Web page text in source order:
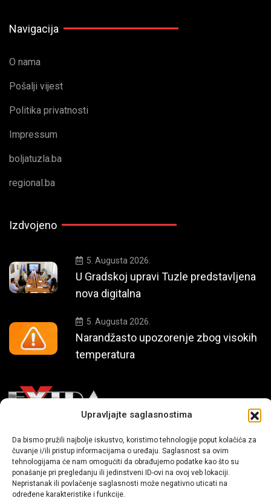
Upravljajte saglasnostima
Da bismo pružili najbolje iskustvo, koristimo tehnologije poput kolačića za
čuvanje i/ili pristup informacijama o uređaju. Saglasnost sa ovim
tehnologijama će nam omogućiti da obrađujemo podatke kao što su
ponašanje pri pregledanju ili jedinstveni ID-ovi na ovoj veb lokaciji.
Nepristanak ili povlačenje saglasnosti može negativno uticati na
određene karakteristike i funkcije.
Navigacija
O nama
Pošalji vijest
Politika privatnosti
Impressum
boljatuzla.ba
regional.ba
Izdvojeno
5. Augusta 2026.
U Gradskoj upravi Tuzle predstavljena
nova digitalna
5. Augusta 2026.
Narandžasto upozorenje zbog visokih
temperatura
Mi smo moderni portal zabavnog karaktera koji donosi vijesti i
priče iz života, svijeta showbiza, lifestyle-a i popularne kulture.